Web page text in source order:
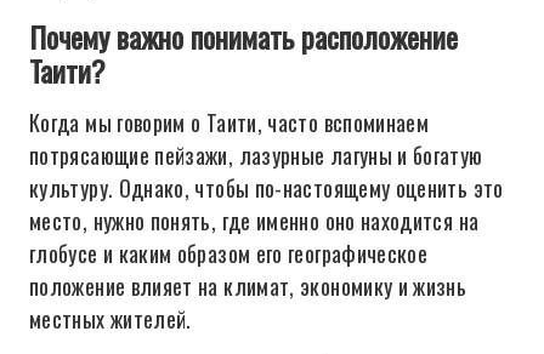
Почему важно понимать расположение
Таити?
Когда мы говорим о Таити, часто вспоминаем
потрясающие пейзажи, лазурные лагуны и богатую
культуру. Однако, чтобы по-настоящему оценить это
место, нужно понять, где именно оно находится на
глобусе и каким образом его географическое
положение влияет на климат, экономику и жизнь
местных жителей.